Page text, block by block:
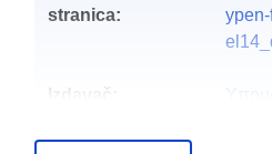
stranica:
Izdavač: